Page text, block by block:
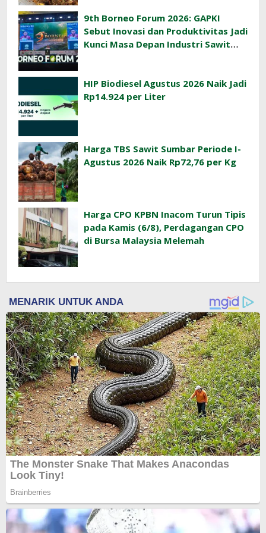
9th Borneo Forum 2026: GAPKI
Sebut Inovasi dan Produktivitas Jadi
Kunci Masa Depan Industri Sawit
HIP Biodiesel Agustus 2026 Naik Jadi
Rp14.924 per Liter
Harga TBS Sawit Sumbar Periode I-
Agustus 2026 Naik Rp72,76 per Kg
Harga CPO KPBN Inacom Turun Tipis
pada Kamis (6/8), Perdagangan CPO
di Bursa Malaysia Melemah